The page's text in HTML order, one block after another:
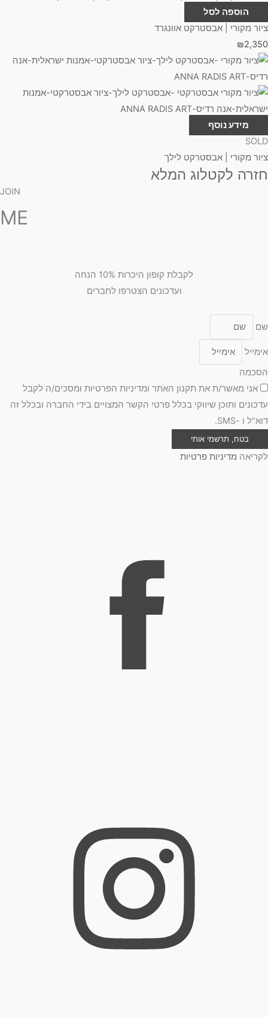
הוספה לסל
ציור מקורי | אבסטרקט אוונגרד
₪2,350
מידע נוסף
SOLD
ציור מקורי | אבסטרקט לילך
חזרה לקטלוג המלא
JOIN
ME
לקבלת קופון היכרות 10% הנחה
ועדכונים הצטרפו לחברים
שם
אימייל
הסכמה
אני מאשר/ת את תקנון האתר ומדיניות הפרטיות ומסכים/ה לקבל
עדכונים ותוכן שיווקי בכלל פרטי הקשר המצויים בידי החברה ובכלל זה
דוא"ל ו -SMS.
בטח, תרשמי אותי
לקריאה מדיניות פרטיות